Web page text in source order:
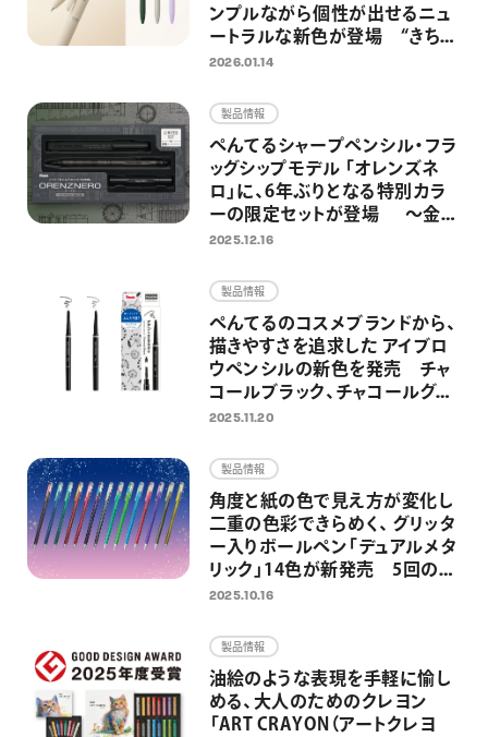
ンプルながら個性が出せるニュ
ートラルな新色が登場 “きちん
と”見えて“カジュアル”に使える
2026.01.14
製品情報
ぺんてるシャープペンシル・フラ
ッグシップモデル 「オレンズネ
ロ」に、6年ぶりとなる特別カラ
ーの限定セットが登場 ～金属
製の替芯ケースとホルダー式消
～
2025.12.16
製品情報
ぺんてるのコスメブランドから、
描きやすさを追求した アイブロ
ウペンシルの新色を発売 チャ
コールブラック、チャコールグレ
ーの2色を追加し、全5色展開に
2025.11.20
製品情報
角度と紙の色で見え方が変化し
二重の色彩できらめく、 グリッタ
ー入りボールペン「デュアルメタ
リック」14色が新発売 5回の限
定発売を経て、待望の定番化 ノ
グリッターインキが華やかに彩
る
2025.10.16
製品情報
油絵のような表現を手軽に愉し
める、大人のためのクレヨン
「ART CRAYON（アートクレヨ